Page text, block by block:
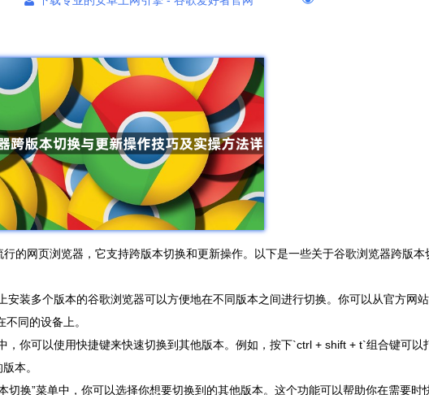
的网页浏览器，它支持跨版本切换和更新操作。以下是一些关于谷歌浏览器跨版本
安装多个版本的谷歌浏览器可以方便地在不同版本之间进行切换。你可以从官方网站
同的设备上。
，你可以使用快捷键来快速切换到其他版本。例如，按下`ctrl + shift + t`组合键可以
本。
切换”菜单中，你可以选择你想要切换到的其他版本。这个功能可以帮助你在需要时